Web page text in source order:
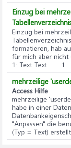
Einzug bei
Einzug bei
Tabellenverzeichnis
formatieren, hab
für mich aber
1: Text Text..........1...
mehrzeilige
Access Hilfe
mehrzeilige
habe in einer
"Anpassen" die
(Typ = Text)